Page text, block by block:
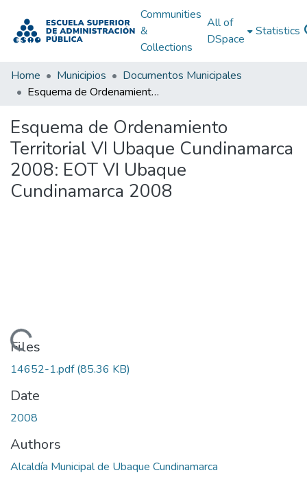
Communities
&
Collections
All of
DSpace
Statistics
Home Municipios
Documentos Municipales
Esquema de Ordenamiento Territorial VI Ubaque Cundinamarca 2008: EOT VI Ubaque Cundinamarca 2008
Esquema de Ordenamiento
Territorial VI Ubaque Cundinamarca
2008: EOT VI Ubaque
Cundinamarca 2008
Loading...
Files
14652-1.pdf(85.36 KB)
Date
2008
Authors
Alcaldía Municipal de Ubaque Cundinamarca